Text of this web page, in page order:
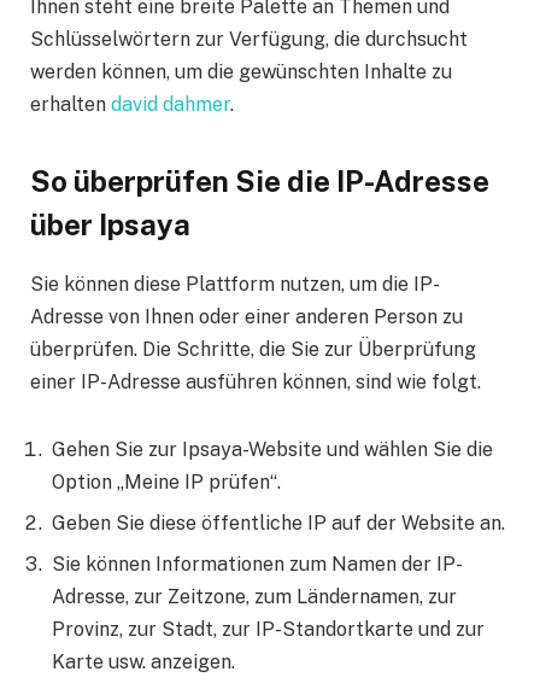
Ihnen steht eine breite Palette an Themen und
Schlüsselwörtern zur Verfügung, die durchsucht
werden können, um die gewünschten Inhalte zu
erhalten david dahmer.
So überprüfen Sie die IP-Adresse
über Ipsaya
Sie können diese Plattform nutzen, um die IP-
Adresse von Ihnen oder einer anderen Person zu
überprüfen. Die Schritte, die Sie zur Überprüfung
einer IP-Adresse ausführen können, sind wie folgt.
Gehen Sie zur Ipsaya-Website und wählen Sie die
Option „Meine IP prüfen“.
Geben Sie diese öffentliche IP auf der Website an.
Sie können Informationen zum Namen der IP-
Adresse, zur Zeitzone, zum Ländernamen, zur
Provinz, zur Stadt, zur IP-Standortkarte und zur
Karte usw. anzeigen.